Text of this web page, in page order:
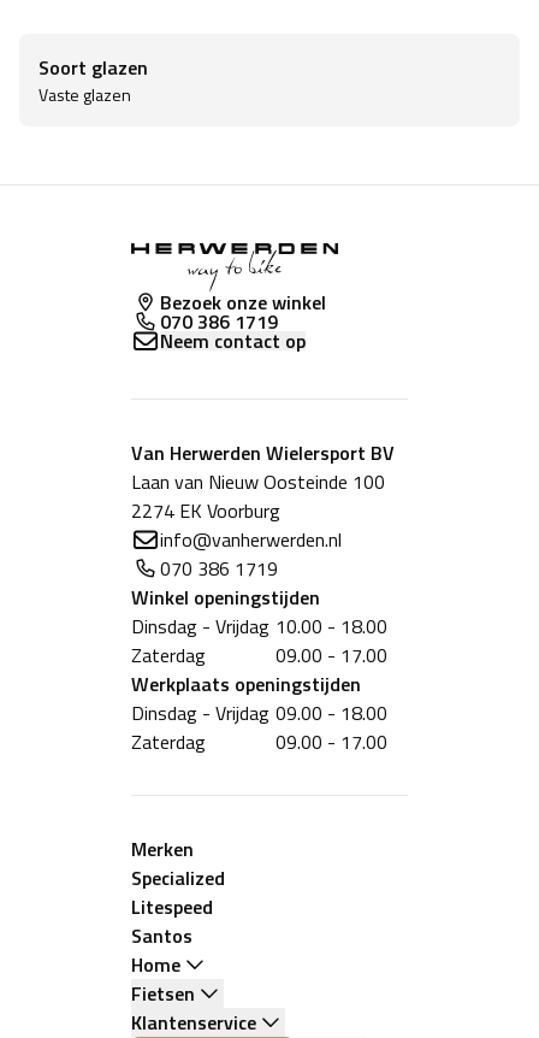
Soort glazen
Vaste glazen
Bezoek onze winkel
070 386 1719
Neem contact op
Van Herwerden Wielersport BV
Laan van Nieuw Oosteinde 100
2274 EK Voorburg
info@vanherwerden.nl
070 386 1719
Winkel openingstijden
Dinsdag - Vrijdag 10.00 - 18.00
Zaterdag
09.00 - 17.00
Werkplaats openingstijden
Dinsdag - Vrijdag 09.00 - 18.00
Zaterdag
09.00 - 17.00
Merken
Specialized
Litespeed
Santos
Home
Fietsen
Klantenservice